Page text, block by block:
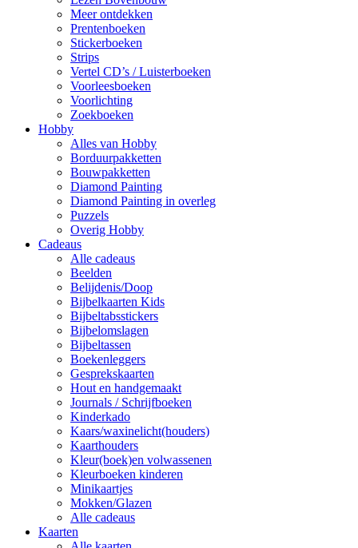
Meer ontdekken
Prentenboeken
Stickerboeken
Strips
Vertel CD’s / Luisterboeken
Voorleesboeken
Voorlichting
Zoekboeken
Hobby
Alles van Hobby
Borduurpakketten
Bouwpakketten
Diamond Painting
Diamond Painting in overleg
Puzzels
Overig Hobby
Cadeaus
Alle cadeaus
Beelden
Belijdenis/Doop
Bijbelkaarten Kids
Bijbeltabsstickers
Bijbelomslagen
Bijbeltassen
Boekenleggers
Gesprekskaarten
Hout en handgemaakt
Journals / Schrijfboeken
Kinderkado
Kaars/waxinelicht(houders)
Kaarthouders
Kleur(boek)en volwassenen
Kleurboeken kinderen
Minikaartjes
Mokken/Glazen
Alle cadeaus
Kaarten